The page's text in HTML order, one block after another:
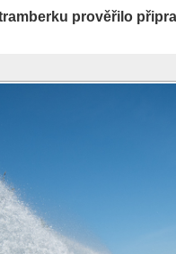
prověřilo